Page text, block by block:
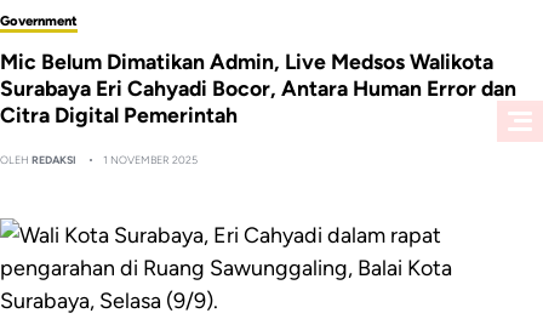
Government
Mic Belum Dimatikan Admin, Live Medsos Walikota
Surabaya Eri Cahyadi Bocor, Antara Human Error dan
Citra Digital Pemerintah
OLEHREDAKSI 1 NOVEMBER 2025